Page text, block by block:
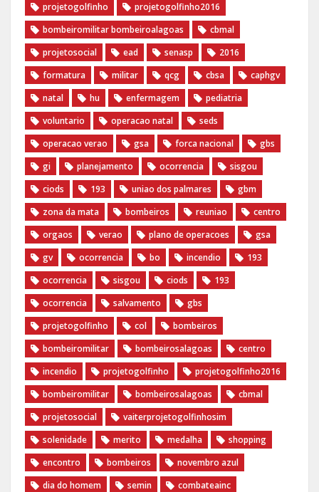
projetogolfinho
projetogolfinho2016
bombeiromilitar bombeiroalagoas
cbmal
projetosocial
ead senasp
2016
formatura
militar qcg cbsa
caphgv
natal
hu enfermagem
pediatria
voluntario
operacao natal
seds
operacao verao
gsa forca nacional
gbs
gi
planejamento ocorrencia
sisgou
ciods
193 uniao dos palmares
gbm
zona da mata
bombeiros reuniao
centro
orgaos
verao plano de operacoes
gsa
gv
ocorrencia bo incendio
193
ocorrencia
sisgou ciods
193
ocorrencia
salvamento
gbs
projetogolfinho
col
bombeiros
bombeiromilitar
bombeirosalagoas
centro
incendio
‪projetogolfinho‬
‎projetogolfinho2016
‎bombeiromilitar‬
‎bombeirosalagoas‬
‎cbmal‬
‎projetosocial‬‪
vaiterprojetogolfinhosim‬
solenidade
merito medalha
shopping
encontro
bombeiros
novembro azul
dia do homem
semin
combateainc